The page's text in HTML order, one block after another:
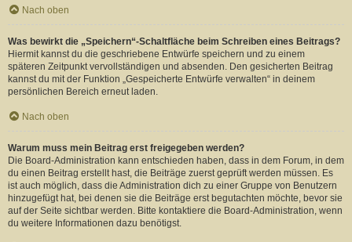
Nach oben
Was bewirkt die „Speichern“-Schaltfläche beim Schreiben eines Beitrags?
Hiermit kannst du die geschriebene Entwürfe speichern und zu einem
späteren Zeitpunkt vervollständigen und absenden. Den gesicherten Beitrag
kannst du mit der Funktion „Gespeicherte Entwürfe verwalten“ in deinem
persönlichen Bereich erneut laden.
Nach oben
Warum muss mein Beitrag erst freigegeben werden?
Die Board-Administration kann entschieden haben, dass in dem Forum, in dem
du einen Beitrag erstellt hast, die Beiträge zuerst geprüft werden müssen. Es
ist auch möglich, dass die Administration dich zu einer Gruppe von Benutzern
hinzugefügt hat, bei denen sie die Beiträge erst begutachten möchte, bevor sie
auf der Seite sichtbar werden. Bitte kontaktiere die Board-Administration, wenn
du weitere Informationen dazu benötigst.